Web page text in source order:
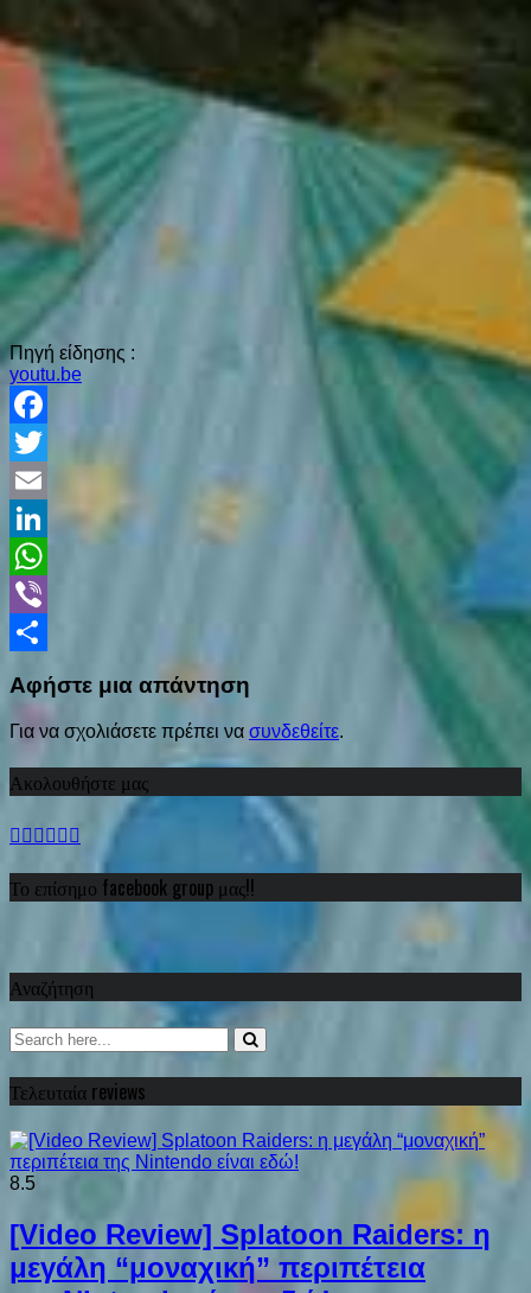
Πηγή είδησης :
youtu.be
Facebook
Twitter
Email
LinkedIn
WhatsApp
Viber
Αφήστε μια απάντηση
Για να σχολιάσετε πρέπει να συνδεθείτε.
Ακολουθήστε μας
Το επίσημο facebook group μας!!
Αναζήτηση
Τελευταία reviews
8.5
[Video Review] Splatoon Raiders: η
μεγάλη “μοναχική” περιπέτεια